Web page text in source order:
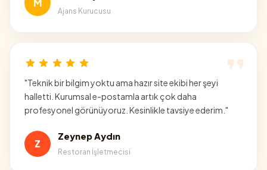
M
Ajans Kurucusu
"Teknik bir bilgim yoktu ama hazır site ekibi her şeyi
halletti. Kurumsal e-postamla artık çok daha
profesyonel görünüyoruz. Kesinlikle tavsiye ederim. "
Z
Zeynep Aydın
Restoran İşletmecisi